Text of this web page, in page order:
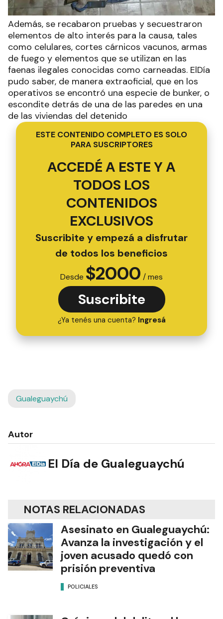
Además, se recabaron pruebas y secuestraron
elementos de alto interés para la causa, tales
como celulares, cortes cárnicos vacunos, armas
de fuego y elementos que se utilizan en las
faenas ilegales conocidas como carneadas. ElDía
pudo saber, de manera extraoficial, que en los
operativos se encontró una especie de bunker, o
escondite detrás de una de las paredes en una
de las viviendas del detenido
ESTE CONTENIDO COMPLETO ES SOLO
PARA SUSCRIPTORES
ACCEDÉ A ESTE Y A
TODOS LOS
CONTENIDOS
EXCLUSIVOS
Suscribite y empezá a disfrutar
de todos los beneficios
Desde $2000 / mes
Suscribite
¿Ya tenés una cuenta? Ingresá
Gualeguaychú
Autor
El Día de Gualeguaychú
NOTAS RELACIONADAS
Asesinato en Gualeguaychú:
Avanza la investigación y el
joven acusado quedó con
prisión preventiva
POLICIALES